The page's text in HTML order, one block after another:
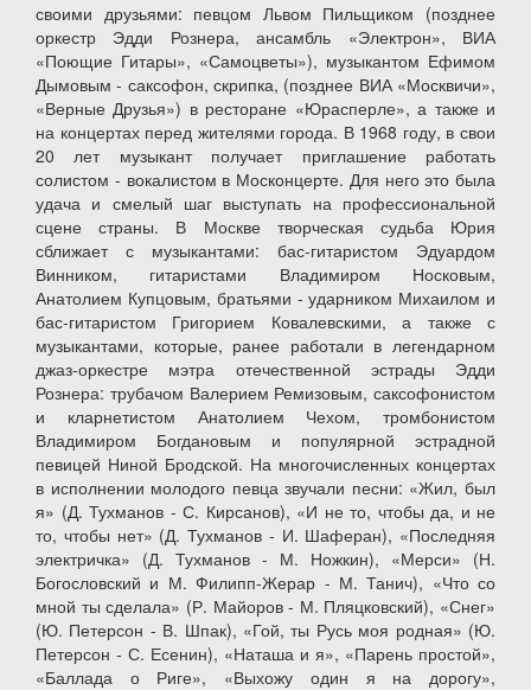
своими друзьями: певцом Львом Пильщиком (позднее
оркестр Эдди Рознера, ансамбль «Электрон», ВИА
«Поющие Гитары», «Самоцветы»), музыкантом Ефимом
Дымовым - саксофон, скрипка, (позднее ВИА «Москвичи»,
«Верные Друзья») в ресторане «Юрасперле», а также и
на концертах перед жителями города. В 1968 году, в свои
20 лет музыкант получает приглашение работать
солистом - вокалистом в Москонцерте. Для него это была
удача и смелый шаг выступать на профессиональной
сцене страны. В Москве творческая судьба Юрия
сближает с музыкантами: бас-гитаристом Эдуардом
Винником, гитаристами Владимиром Носковым,
Анатолием Купцовым, братьями - ударником Михаилом и
бас-гитаристом Григорием Ковалевскими, а также с
музыкантами, которые, ранее работали в легендарном
джаз-оркестре мэтра отечественной эстрады Эдди
Рознера: трубачом Валерием Ремизовым, саксофонистом
и кларнетистом Анатолием Чехом, тромбонистом
Владимиром Богдановым и популярной эстрадной
певицей Ниной Бродской. На многочисленных концертах
в исполнении молодого певца звучали песни: «Жил, был
я» (Д. Тухманов - С. Кирсанов), «И не то, чтобы да, и не
то, чтобы нет» (Д. Тухманов - И. Шаферан), «Последняя
электричка» (Д. Тухманов - М. Ножкин), «Мерси» (Н.
Богословский и М. Филипп-Жерар - М. Танич), «Что со
мной ты сделала» (Р. Майоров - М. Пляцковский), «Снег»
(Ю. Петерсон - В. Шпак), «Гой, ты Русь моя родная» (Ю.
Петерсон - С. Есенин), «Наташа и я», «Парень простой»,
«Баллада о Риге», «Выхожу один я на дорогу»,